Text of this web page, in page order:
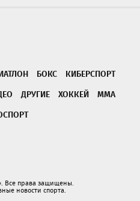
БОКС
КИБЕРСПОРТ
ДРУГИЕ ХОККЕЙ
ММА
Все права защищены.
новости спорта.